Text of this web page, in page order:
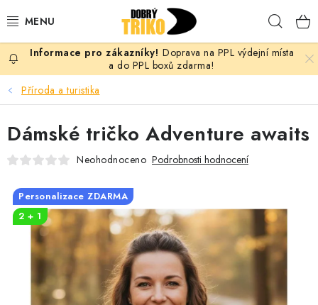
na
PRO ŽENY
PRO MUŽE
PRO DĚTI
PRO PÁRY
VLASTNÍ MOTIV
TRIČKA
Doprava na PPL výdejní místa
a do PPL boxů zdarma!
Příroda a turistika
Dámské tričko Adventure awaits
Neohodnoceno Podrobnosti hodnocení
Personalizace ZDARMA
2 + 1